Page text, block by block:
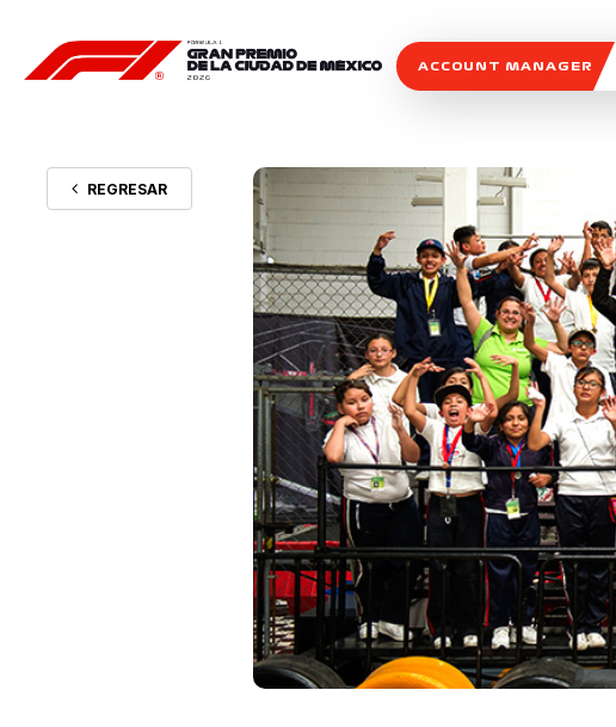
ACCOUNT MANAGER
REGRESAR